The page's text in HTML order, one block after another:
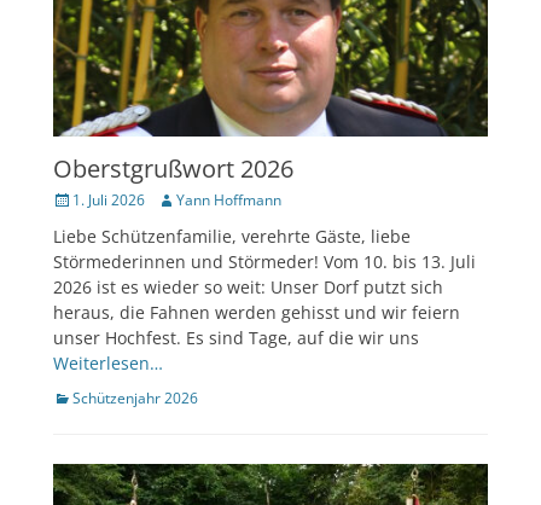
Oberstgrußwort 2026
Veröffentlicht
1. Juli 2026 Author
Yann Hoffmann
Liebe Schützenfamilie, verehrte Gäste, liebe
Störmederinnen und Störmeder! Vom 10. bis 13. Juli
2026 ist es wieder so weit: Unser Dorf putzt sich
heraus, die Fahnen werden gehisst und wir feiern
unser Hochfest. Es sind Tage, auf die wir uns
Weiterlesen…
Kategorien
Schützenjahr 2026